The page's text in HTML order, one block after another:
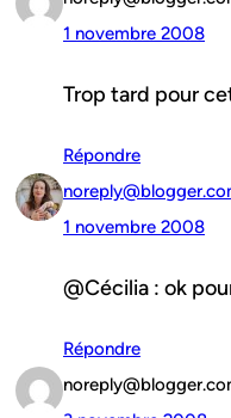
1 novembre 2008
Trop tard pour
Répondre
1 novembre 2008
@Cécilia : ok
Répondre